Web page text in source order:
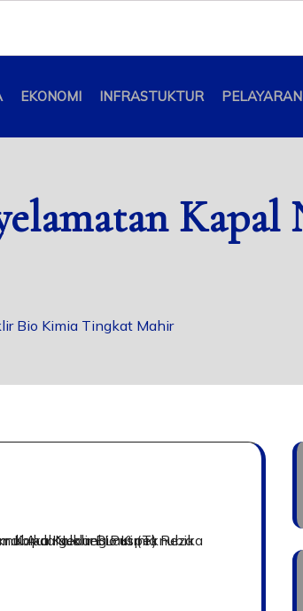
EKONOMI INFRASTUKTUR PELAYARAN
Bio Kimia Tingkat Mahir